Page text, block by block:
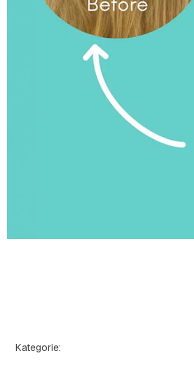
Kategorie: